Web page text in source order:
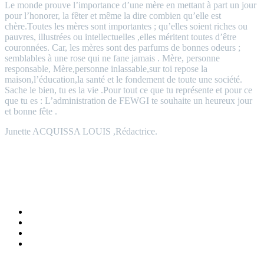
Le monde prouve l’importance d’une mère en mettant à part un jour
pour l’honorer, la fêter et même la dire combien qu’elle est
chère.Toutes les mères sont importantes ; qu’elles soient riches ou
pauvres, illustrées ou intellectuelles ,elles méritent toutes d’être
couronnées. Car, les mères sont des parfums de bonnes odeurs ;
semblables à une rose qui ne fane jamais . Mère, personne
responsable, Mère,personne inlassable,sur toi repose la
maison,l’éducation,la santé et le fondement de toute une société.
Sache le bien, tu es la vie .Pour tout ce que tu représente et pour ce
que tu es : L’administration de FEWGI te souhaite un heureux jour
et bonne fête .
Junette ACQUISSA LOUIS ,Rédactrice.